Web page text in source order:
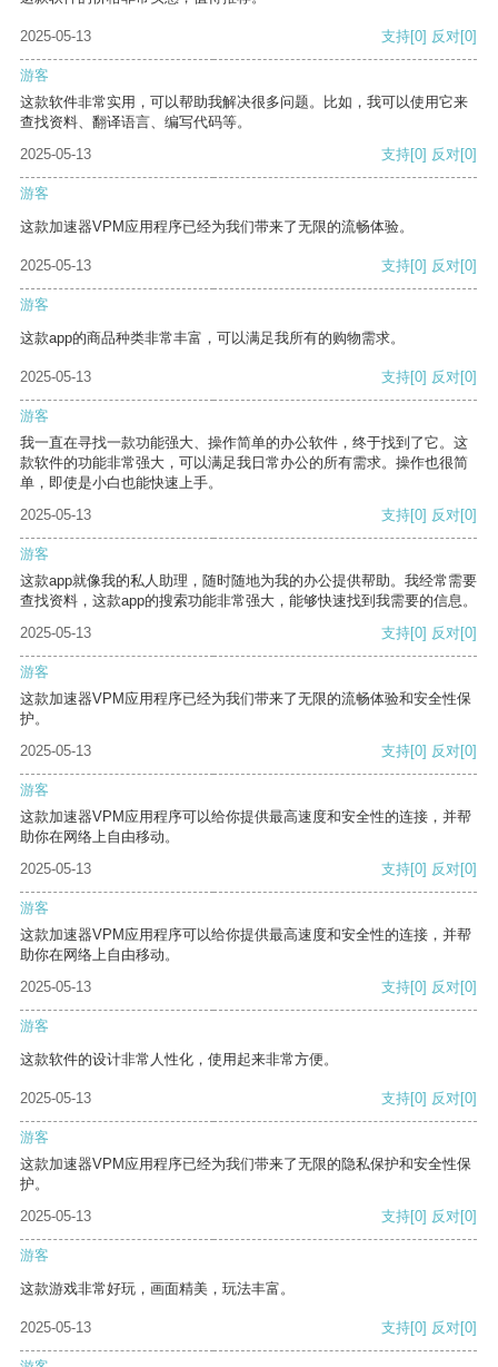
2025-05-13 支持[0] 反对[0]
游客
这款软件非常实用，可以帮助我解决很多问题。比如，我可以使用它来
查找资料、翻译语言、编写代码等。
2025-05-13
支持[0] 反对[0]
游客
这款加速器VPM应用程序已经为我们带来了无限的流畅体验。
2025-05-13 支持[0] 反对[0]
游客
这款app的商品种类非常丰富，可以满足我所有的购物需求。
2025-05-13 支持[0] 反对[0]
游客
我一直在寻找一款功能强大、操作简单的办公软件，终于找到了它。这
款软件的功能非常强大，可以满足我日常办公的所有需求。操作也很简
单，即使是小白也能快速上手。
2025-05-13
支持[0] 反对[0]
游客
这款app就像我的私人助理，随时随地为我的办公提供帮助。我经常需要
查找资料，这款app的搜索功能非常强大，能够快速找到我需要的信息。
2025-05-13
支持[0] 反对[0]
游客
这款加速器VPM应用程序已经为我们带来了无限的流畅体验和安全性保
护。
2025-05-13
支持[0] 反对[0]
游客
这款加速器VPM应用程序可以给你提供最高速度和安全性的连接，并帮
助你在网络上自由移动。
2025-05-13
支持[0] 反对[0]
游客
这款加速器VPM应用程序可以给你提供最高速度和安全性的连接，并帮
助你在网络上自由移动。
2025-05-13
支持[0] 反对[0]
游客
这款软件的设计非常人性化，使用起来非常方便。
2025-05-13 支持[0] 反对[0]
游客
这款加速器VPM应用程序已经为我们带来了无限的隐私保护和安全性保
护。
2025-05-13
支持[0] 反对[0]
游客
这款游戏非常好玩，画面精美，玩法丰富。
2025-05-13 支持[0] 反对[0]